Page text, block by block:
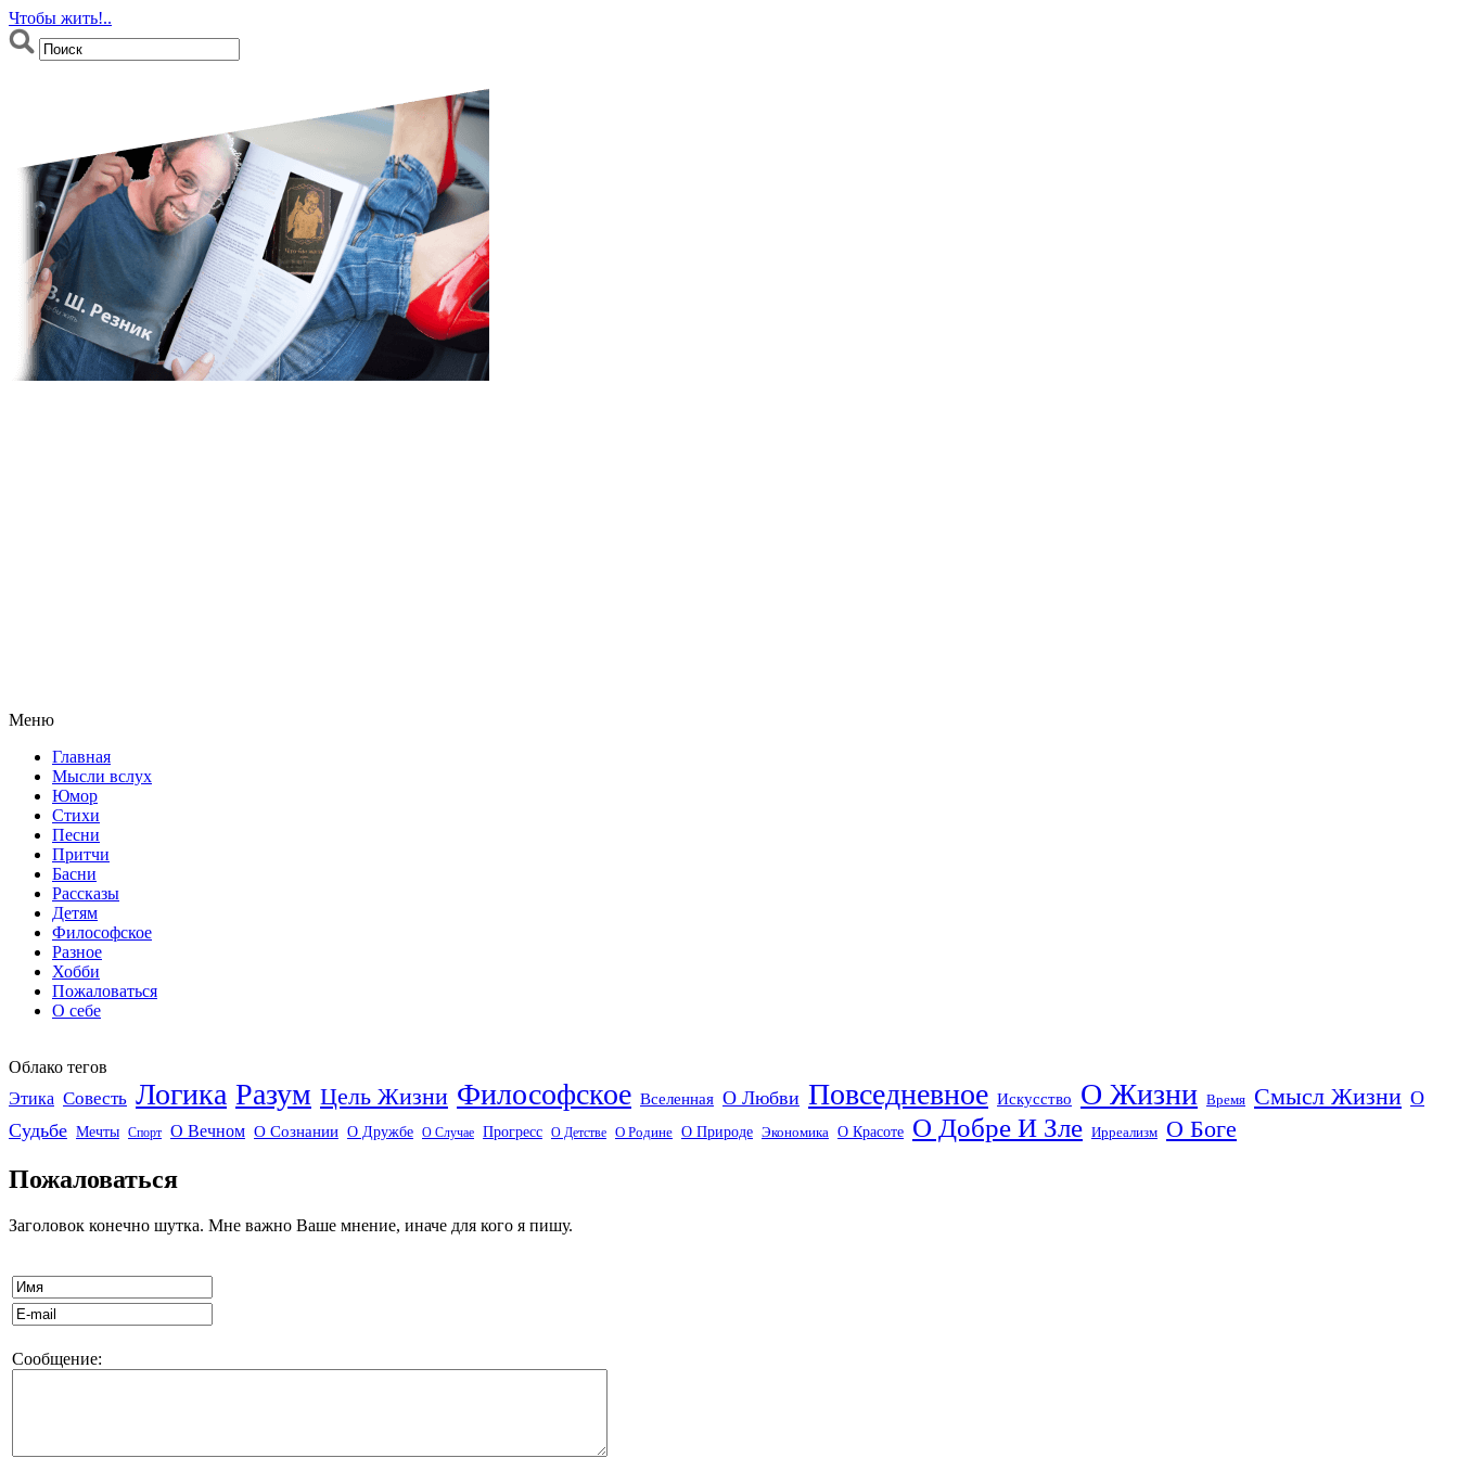
Чтобы жить!..
Меню
Главная
Мысли вслух
Юмор
Стихи
Песни
Притчи
Басни
Рассказы
Детям
Философское
Разное
Хобби
Пожаловаться
О себе
Облако тегов
Этика Совесть Логика Разум Цель Жизни Философское Вселенная О Любви Повседневное Искусство О Жизни Время Смысл Жизни О
Судьбе Мечты Спорт О Вечном О Сознании О Дружбе О Случае Прогресс О Детстве О Родине О Природе Экономика О Красоте О Добре И Зле Ирреализм О Боге
Пожаловаться
Заголовок конечно шутка. Мне важно Ваше мнение, иначе для кого я пишу.
Сообщение: